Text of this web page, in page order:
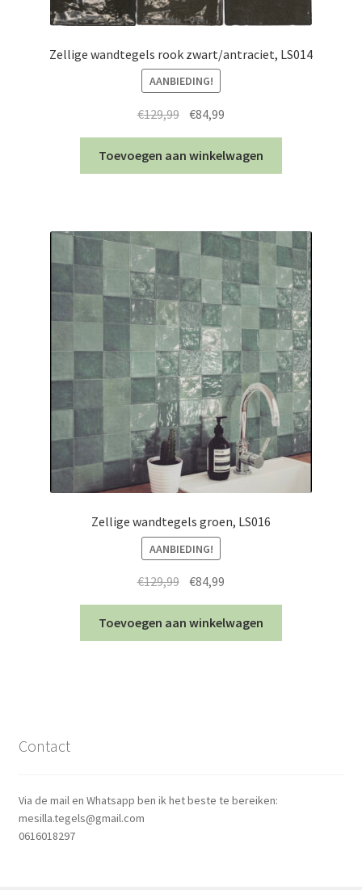
Zellige wandtegels rook zwart/antraciet, LS014
AANBIEDING!
€129,99 Oorspronkelijke
prijs
was:
€129,99.
€84,99
prijs
is:
€84,99.
Toevoegen aan winkelwagen
Zellige wandtegels groen, LS016
AANBIEDING!
€129,99 Oorspronkelijke
prijs
was:
€129,99.
€84,99
prijs
is:
€84,99.
Toevoegen aan winkelwagen
Contact
Via de mail en Whatsapp ben ik het beste te bereiken:
mesilla.tegels@gmail.com
0616018297